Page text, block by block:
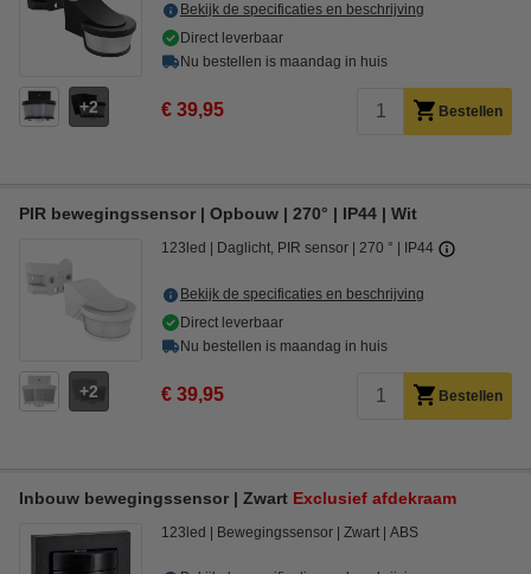
2
Bekijk de specificaties en beschrijving
Direct leverbaar
Nu bestellen is maandag in huis
€ 39,95 Bestellen
PIR bewegingssensor | Opbouw | 270° | IP44 | Wit
2
123led Daglicht, PIR sensor 270 ° IP44
Bekijk de specificaties en beschrijving
Direct leverbaar
Nu bestellen is maandag in huis
€ 39,95 Bestellen
Inbouw bewegingssensor | Zwart Exclusief afdekraam
123led Bewegingssensor Zwart ABS